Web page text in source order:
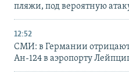
пляжи, под вероятную
12:52
СМИ: в Германии
Ан-124 в аэропорту